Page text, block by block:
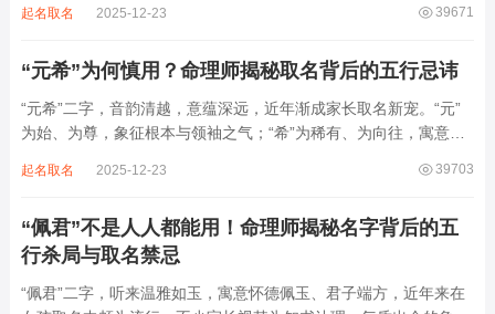
象，实藏金水偏寒、火气受制之弊，若不顾八字强弱，盲目套用，
39671
起名取名 2025-12-23
“元希”为何慎用？命理师揭秘取名背后的五行忌讳
“元希”二字，音韵清越，意蕴深远，近年渐成家长取名新宠。“元”
为始、为尊，象征根本与领袖之气；“希”为稀有、为向往，寓意卓
象。然姓名非止文雅，实为命理气场之枢纽。一字之选，关乎运途
39703
起名取名 2025-12-23
“佩君”不是人人都能用！命理师揭秘名字背后的五
行杀局与取名禁忌
“佩君”二字，听来温雅如玉，寓意怀德佩玉、君子端方，近年来在